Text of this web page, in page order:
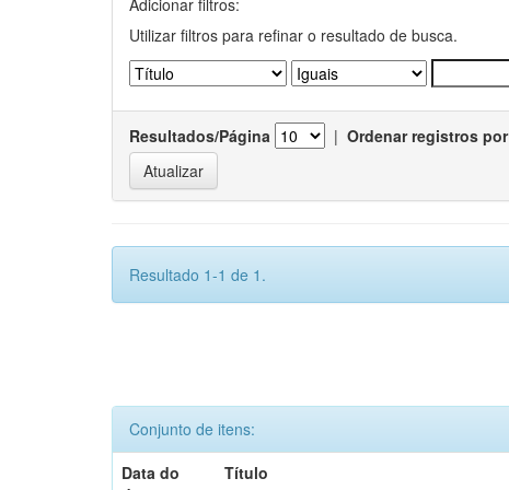
Adicionar filtros:
Utilizar filtros para refinar o resultado de busca.
Resultados/Página | Ordenar registros por
Resultado 1-1 de 1.
Conjunto de itens:
Data do
Título